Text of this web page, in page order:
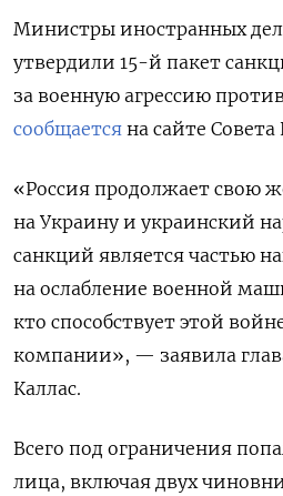
Министры иностранных
утвердили 15-й пакет
за военную агрессию
сообщается на сайте Совета
«Россия продолжает свою
на Украину и украинский
санкций является частью
на ослабление военной
кто способствует этой
компании», — заявила
Каллас.
Всего под ограничения
лица, включая двух